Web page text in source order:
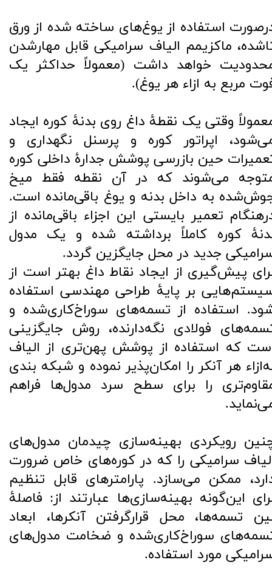
استفاده از یوغ‌های ساخته شده از ورق
ماکزیمم الیاف سرامیکی قابل مهارشدن
خواهد داشت (معمولاً حداکثر یک
مربع به ازاء هر یوغ).
وقتی یک نقطۀ داغ روی بدنۀ کوره ایجاد
اپراتور کوره و پرسنل نگهداری و
حین بازرسی پوشش جدارۀ داخلی کوره
می‌شوند که در آن نقطه فقط میخ
به داخل بدنه و یوغ باقی‌مانده است.
تعمیر بایستی این اجزاء باقی‌مانده از
کوره کاملاً برداشته شده و یک مدول
جدید در محل جایگزین گردد.
پیش‌گیری از ایجاد نقاط داغ بهتر است از
بر پایۀ طراحی مهندسی استفاده
استفاده از تسمه‌های سوراخ‌کاری‌شده و
فولادی نگه‌دارنده، روش جایگزینی
که استفاده از پوشش پهن‌تری از الیاف
هر آنکر را امکان‌پذیر نموده و شبکه بندی
را برای سطح سرد مدول‌ها فراهم
رویکردی بهینه‌سازی چیدمان مدول‌های
سرامیکی را که در کوره‌های خاص ضرورت
ممکن می‌سازد. پارامترهای قابل تنظیم
این‌گونه بهینه‌سازی‌ها عبارتند از: فاصلۀ
تسمه‌ها، محل قرارگرفتن آنکرها، ابعاد
سوراخ‌کاری‌شده و ضخامت مدول‌های
مورد استفاده.